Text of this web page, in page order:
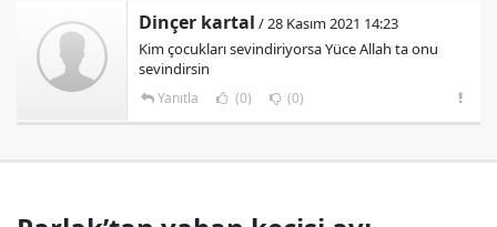
Dinçer kartal / 28 Kasım 2021 14:23
Kim çocukları sevindiriyorsa Yüce Allah ta onu
sevindirsin
Yanıtla (0) (0)